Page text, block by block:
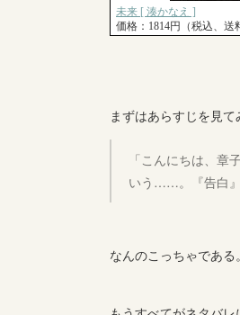
まずはあらすじを見て
「こんにちは、
いう……。『告白』
なんのこっちゃである。